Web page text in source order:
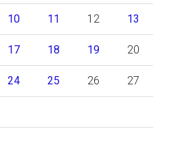
10 11 12 13
17 18 19 20
24 25 26 27